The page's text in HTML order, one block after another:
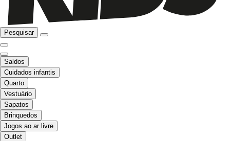
Pesquisar
Saldos
Cuidados infantis
Quarto
Vestuário
Sapatos
Brinquedos
Jogos ao ar livre
Outlet